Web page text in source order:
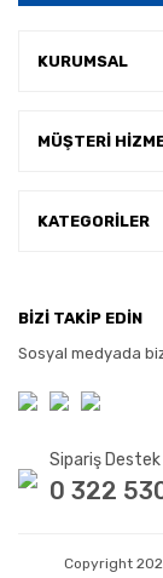
KURUMSAL
MÜŞTERİ
KATEGORİLER
BİZİ TAKİP EDİN
Sosyal medyada
Sipariş Destek
0 322
Copyright